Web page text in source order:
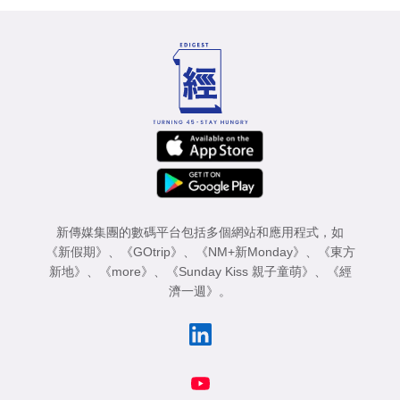
新傳媒集團的數碼平台包括多個網站和應用程式，如
《新假期》 、 《GOtrip》 、 《NM+新Monday》 、
《東方
新地》 、 《more》 、 《Sunday Kiss 親子童萌》 、
《經
濟一週》 。